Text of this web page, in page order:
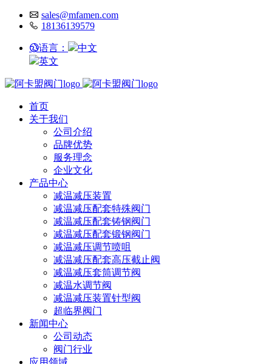
sales@mfamen.com
18136139579
语言：
中文
英文
首页
关于我们
公司介绍
品牌优势
服务理念
企业文化
产品中心
减温减压装置
减温减压配套特殊阀门
减温减压配套铸钢阀门
减温减压配套锻钢阀门
减温减压调节喷咀
减温减压配套高压截止阀
减温减压套筒调节阀
减温水调节阀
减温减压装置针型阀
超临界阀门
新闻中心
公司动态
阀门行业
应用领域